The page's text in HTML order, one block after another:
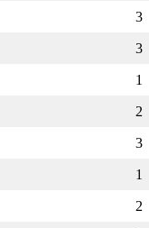
3
3
1
2
3
1
2